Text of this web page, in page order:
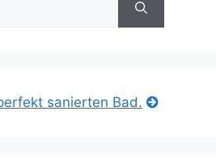
sanierten Bad.